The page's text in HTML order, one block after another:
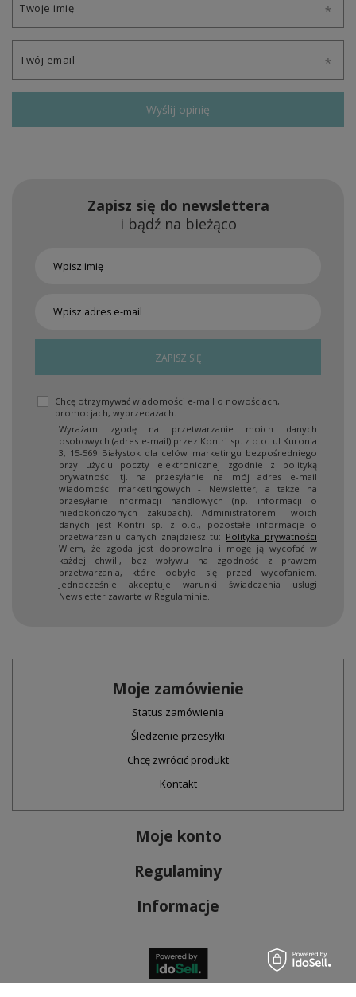
Twoje imię
Twój email
Wyślij opinię
Zapisz się do newslettera
i bądź na bieżąco
ZAPISZ SIĘ
Chcę otrzymywać wiadomości e-mail o nowościach,
promocjach, wyprzedażach.
Wyrażam zgodę na przetwarzanie moich danych
osobowych (adres e-mail) przez Kontri sp. z o.o. ul Kuronia
3, 15-569 Białystok dla celów marketingu bezpośredniego
przy użyciu poczty elektronicznej zgodnie z polityką
prywatności tj. na przesyłanie na mój adres e-mail
wiadomości marketingowych - Newsletter, a także na
przesyłanie informacji handlowych (np. informacji o
niedokończonych zakupach). Administratorem Twoich
danych jest Kontri sp. z o.o., pozostałe informacje o
przetwarzaniu danych znajdziesz tu: Polityka prywatności
Wiem, że zgoda jest dobrowolna i mogę ją wycofać w
każdej chwili, bez wpływu na zgodność z prawem
przetwarzania, które odbyło się przed wycofaniem.
Jednocześnie akceptuje warunki świadczenia usługi
Newsletter zawarte w Regulaminie.
Moje zamówienie
Status zamówienia
Śledzenie przesyłki
Chcę zwrócić produkt
Kontakt
Moje konto
Regulaminy
Informacje